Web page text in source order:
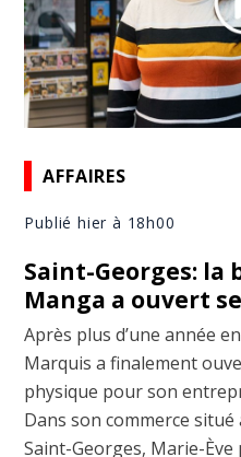
AFFAIRES
Publié hier à 18h00
Saint-Georges: la
Manga a ouvert
Après plus d’une année
Marquis a finalement
physique pour son
Dans son commerce situé
Saint-Georges, Marie-